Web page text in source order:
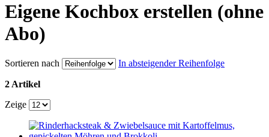
Eigene Kochbox erstellen (ohne
Abo)
Sortieren nach In absteigender Reihenfolge
2 Artikel
Zeige